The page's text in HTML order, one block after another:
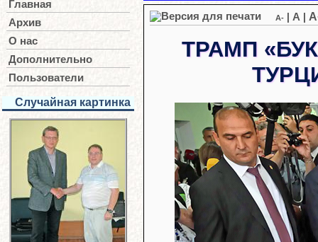
Главная
Архив
О нас
Дополнительно
Пользователи
Случайная картинка
A- A
ТРАМП